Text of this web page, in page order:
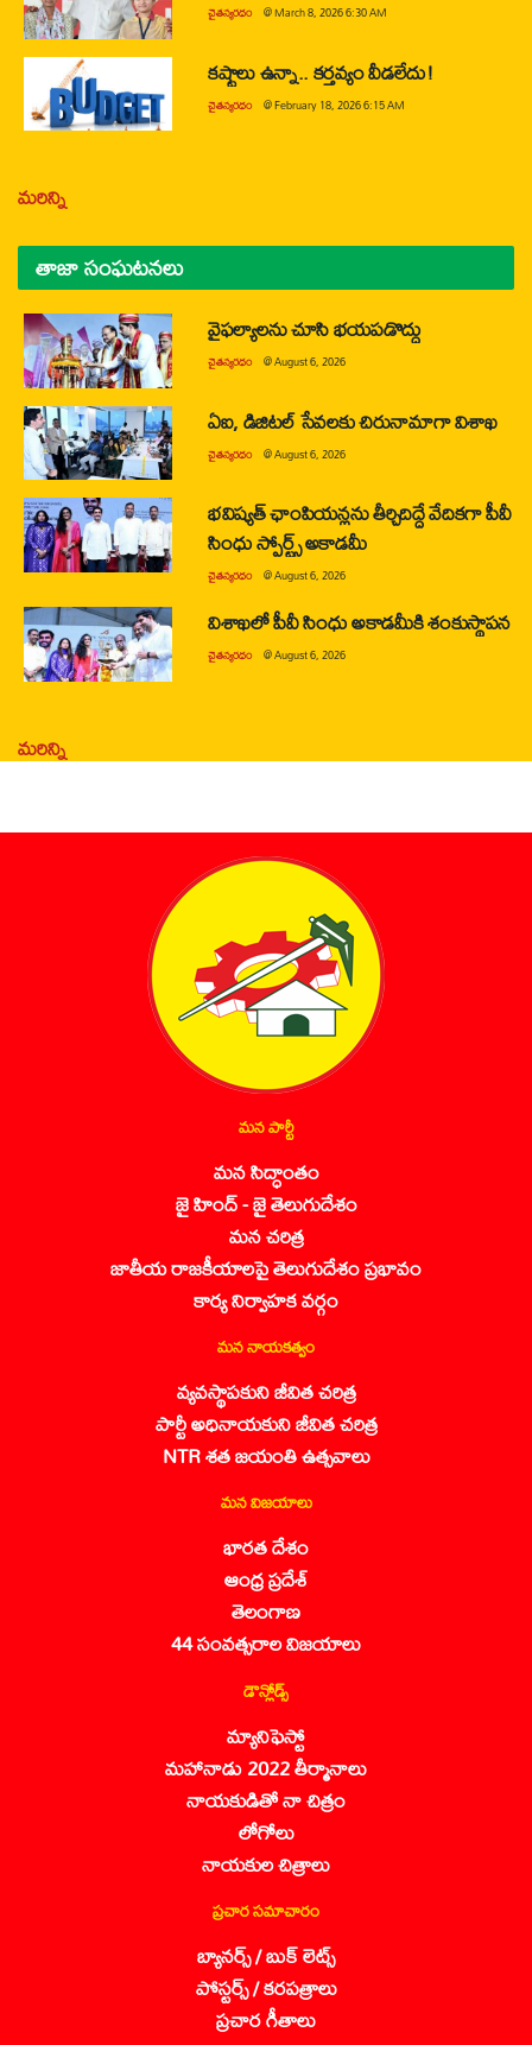
చైతన్యరధం @March 8, 2026 6:30 AM
కష్టాలు ఉన్నా.. కర్తవ్యం వీడలేదు!
చైతన్యరధం @February 18, 2026 6:15 AM
మరిన్ని
తాజా సంఘటనలు
వైఫల్యాలను చూసి భయపడొద్దు
చైతన్యరధం @August 6, 2026
ఏఐ, డిజిటల్ సేవలకు చిరునామాగా విశాఖ
చైతన్యరధం @August 6, 2026
భవిష్యత్ ఛాంపియన్లను తీర్చిదిద్దే వేదికగా పీవీ
సింధు స్పోర్ట్స్ అకాడమీ
చైతన్యరధం @August 6, 2026
విశాఖలో పీవీ సింధు అకాడమీకి శంకుస్థాపన
చైతన్యరధం @August 6, 2026
మరిన్ని
మన పార్టీ
మన సిద్ధాంతం
జై హింద్ - జై తెలుగుదేశం
మన చరిత్ర
జాతీయ రాజకీయాలపై తెలుగుదేశం ప్రభావం
కార్య నిర్వాహక వర్గం
మన నాయకత్వం
వ్యవస్థాపకుని జీవిత చరిత్ర
పార్టీ అధినాయకుని జీవిత చరిత్ర
NTR శత జయంతి ఉత్సవాలు
మన విజయాలు
భారత దేశం
ఆంధ్ర ప్రదేశ్
తెలంగాణ
44 సంవత్సరాల విజయాలు
డౌన్లోడ్స్
మ్యానిఫెస్టో
మహానాడు 2022 తీర్మానాలు
నాయకుడితో నా చిత్రం
లోగోలు
నాయకుల చిత్రాలు
ప్రచార సమాచారం
బ్యానర్స్ / బుక్ లెట్స్
పోస్టర్స్ / కరపత్రాలు
ప్రచార గీతాలు